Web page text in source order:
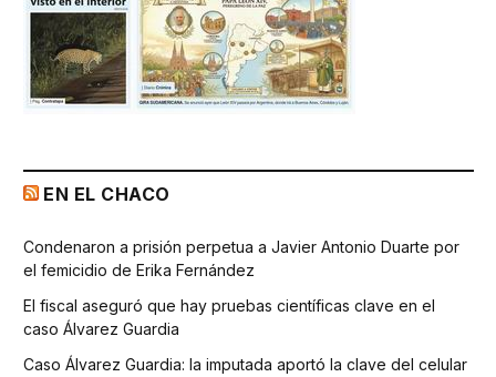
EN EL CHACO
Condenaron a prisión perpetua a Javier Antonio Duarte por
el femicidio de Erika Fernández
El fiscal aseguró que hay pruebas científicas clave en el
caso Álvarez Guardia
Caso Álvarez Guardia: la imputada aportó la clave del celular